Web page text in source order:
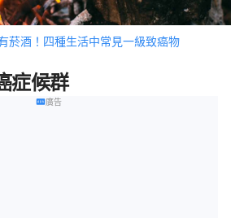
菸酒！四種生活中常見一級致癌物
症候群
廣告